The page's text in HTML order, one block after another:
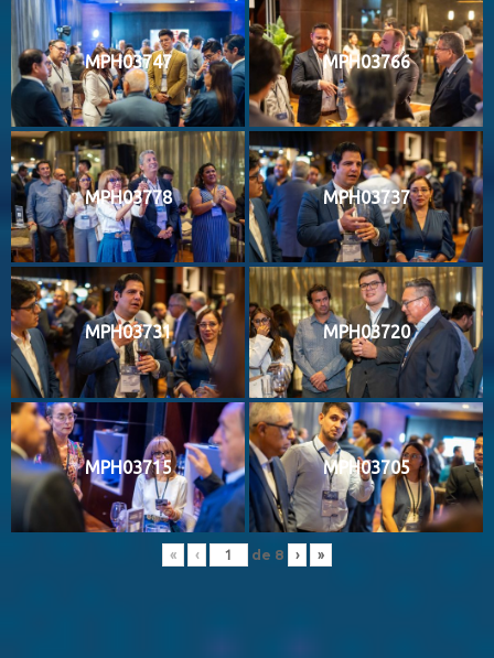
MPH03747 MPH03766
MPH03778 MPH03737
MPH03731 MPH03720
MPH03715 MPH03705
« ‹ de 8 › »